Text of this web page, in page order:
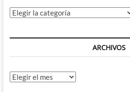
Categorías
ARCHIVOS
Archivos